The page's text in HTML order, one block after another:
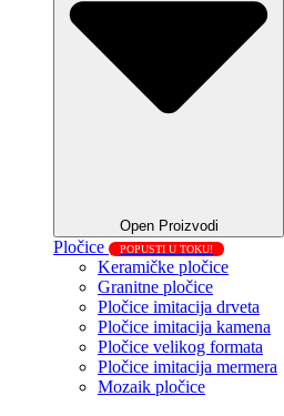
Open Proizvodi
Pločice POPUSTI U TOKU!
Keramičke pločice
Granitne pločice
Pločice imitacija drveta
Pločice imitacija kamena
Pločice velikog formata
Pločice imitacija mermera
Mozaik pločice